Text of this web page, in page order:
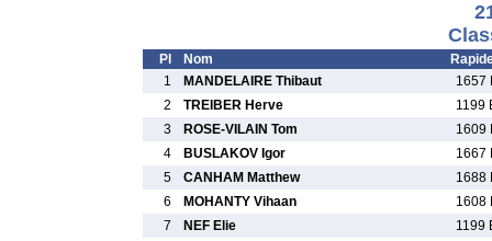
Pl Nom
1
MANDELAIRE Thibaut
1657
2
TREIBER Herve
1199
3
ROSE-VILAIN Tom
1609
4
BUSLAKOV Igor
1667
5
CANHAM Matthew
1688
6
MOHANTY Vihaan
1608
7
NEF Elie
1199